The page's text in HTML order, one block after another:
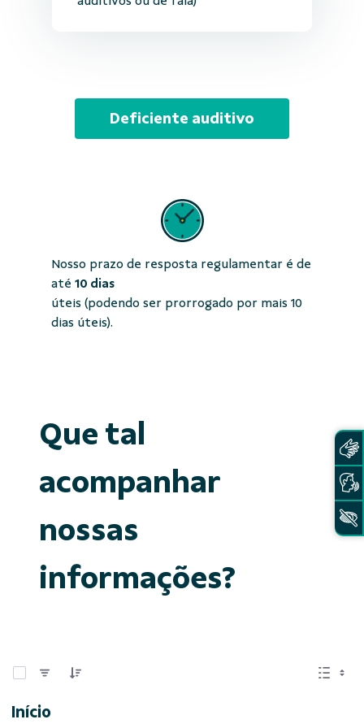
Deficiente auditivo
Nosso prazo de resposta regulamentar é de
até 10 dias
úteis (podendo ser prorrogado por mais 10
dias úteis).
Que tal
acompanhar
nossas
informações?
Início